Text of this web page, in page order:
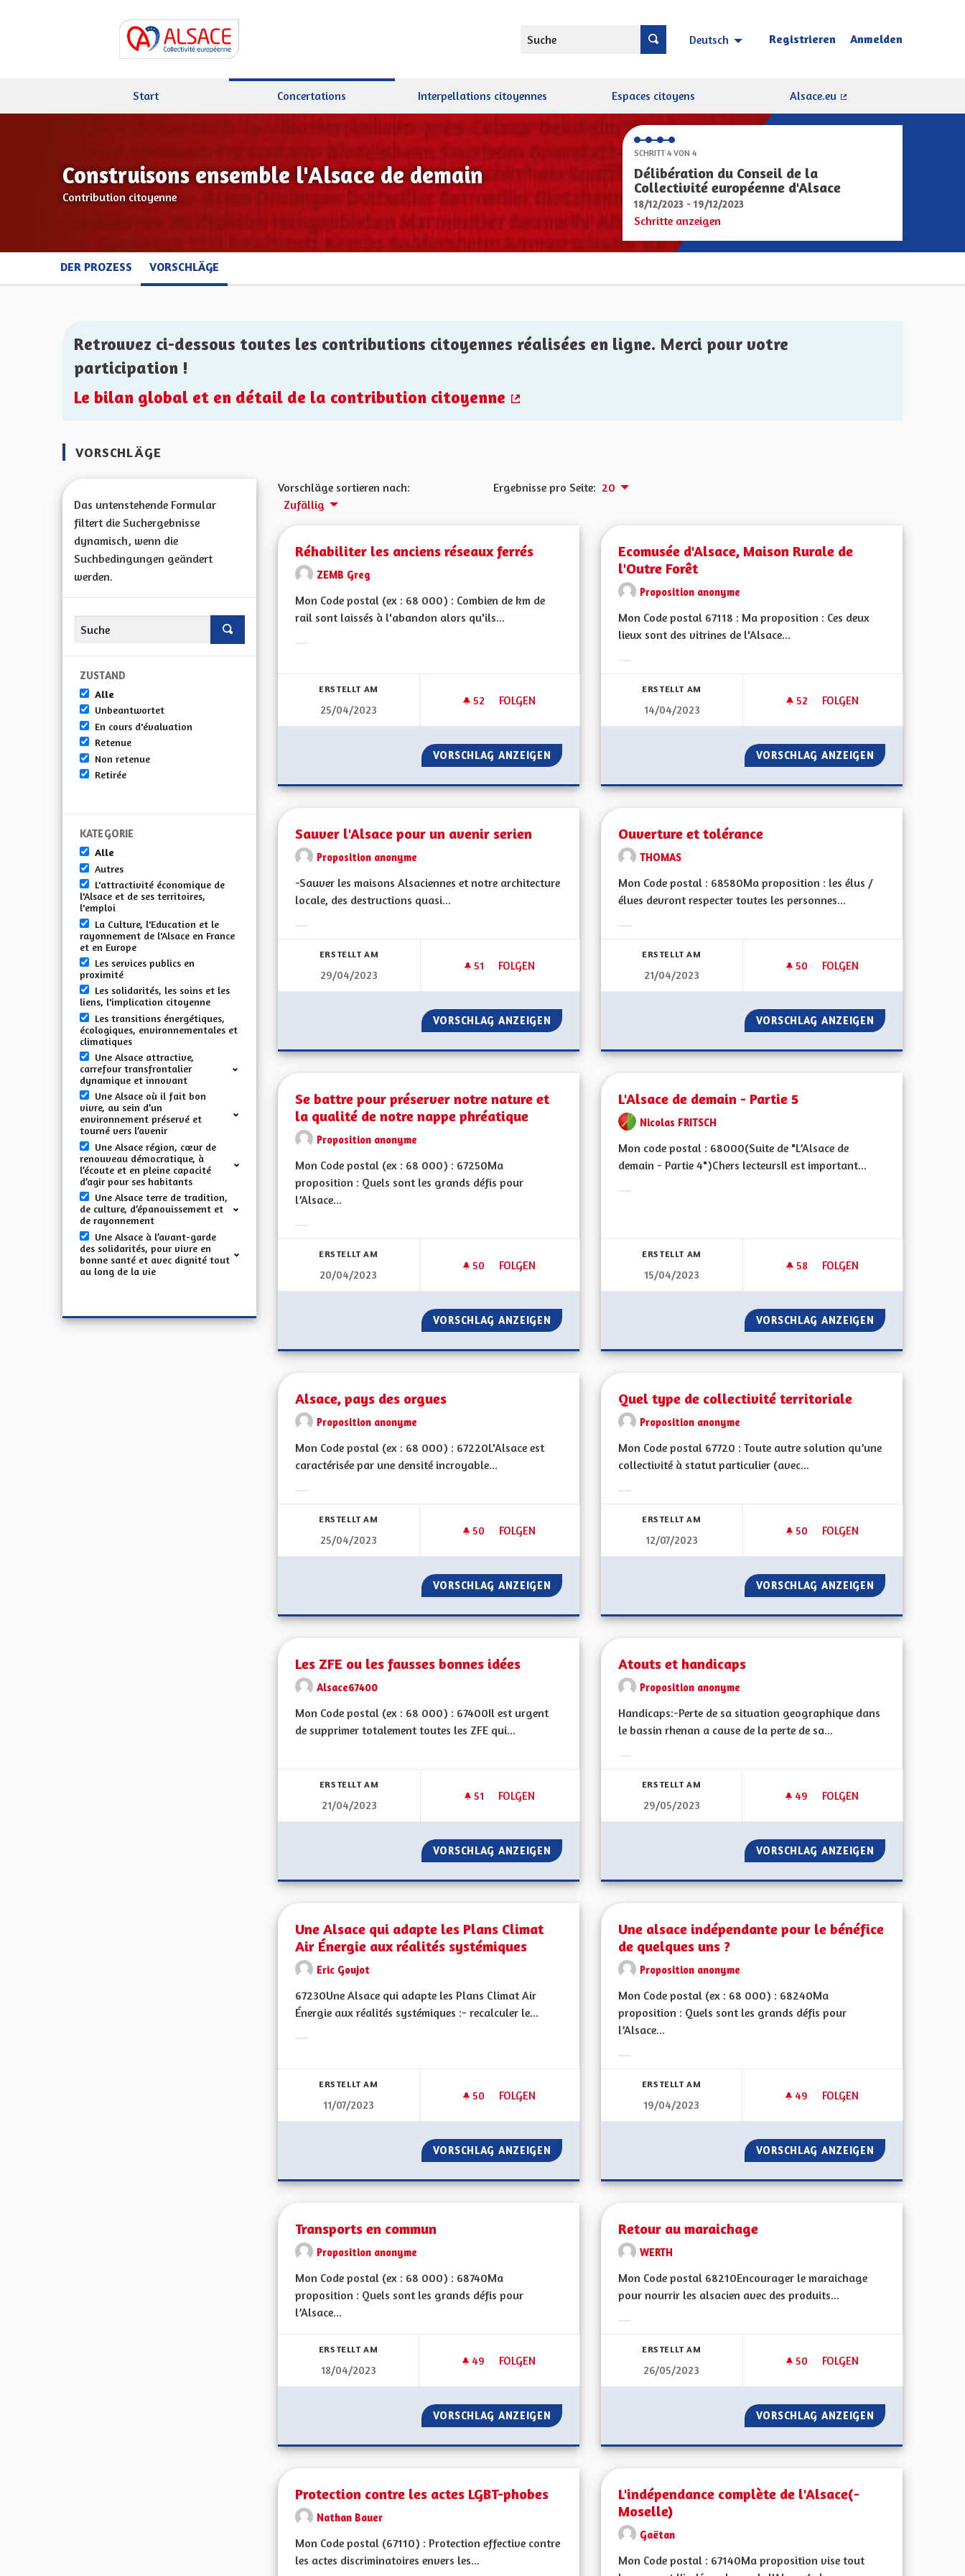
Suche Deutsch Choisir la langue Sprache wählen
Registrieren Anmelden
Start Concertations Interpellations citoyennes Espaces citoyens
Alsace.eu
Construisons ensemble l'Alsace de demain
Contribution citoyenne
SCHRITT 4 VON 4
Délibération du Conseil de la
Collectivité européenne d'Alsace
18/12/2023 - 19/12/2023
Schritte anzeigen
DER PROZESS VORSCHLÄGE
Retrouvez ci-dessous toutes les contributions citoyennes réalisées en ligne. Merci pour votre
participation !
Le bilan global et en détail de la contribution citoyenne
VORSCHLÄGE
Das untenstehende Formular
filtert die Suchergebnisse
dynamisch, wenn die
Suchbedingungen geändert
werden.
ZUSTAND
Alle
Unbeantwortet
En cours d'évaluation
Retenue
Non retenue
Retirée
KATEGORIE
Alle
Autres
L'attractivité économique de
l'Alsace et de ses territoires,
l'emploi
La Culture, l'Education et le
rayonnement de l'Alsace en France
et en Europe
Les services publics en
proximité
Les solidarités, les soins et les
liens, l'implication citoyenne
Les transitions énergétiques,
écologiques, environnementales et
climatiques
Une Alsace attractive,
carrefour transfrontalier
dynamique et innovant
Une Alsace où il fait bon
vivre, au sein d’un
environnement préservé et
tourné vers l’avenir
Une Alsace région, cœur de
renouveau démocratique, à
l’écoute et en pleine capacité
d’agir pour ses habitants
Une Alsace terre de tradition,
de culture, d’épanouissement et
de rayonnement
Une Alsace à l’avant-garde
des solidarités, pour vivre en
bonne santé et avec dignité tout
au long de la vie
Vorschläge sortieren nach:
Zufällig
Ergebnisse pro Seite: 20
Réhabiliter les anciens réseaux ferrés
ZEMB Greg
Mon Code postal (ex : 68 000) : Combien de km de
rail sont laissés à l'abandon alors qu'ils...
ERSTELLT AM
25/04/2023
52 52 FOLLOWER
FOLGEN
RÉHABILITER LES ANCIENS RÉSEAUX FERRÉS
VORSCHLAG ANZEIGEN RÉHABILITER LES ANCIENS RÉSEAUX FERRÉS
Ecomusée d'Alsace, Maison Rurale de
l'Outre Forêt
Proposition anonyme
Mon Code postal 67118 : Ma proposition : Ces deux
lieux sont des vitrines de l'Alsace...
ERSTELLT AM
14/04/2023
52 52 FOLLOWER
FOLGEN
ECOMUSÉE D'ALSACE,
VORSCHLAG ANZEIGEN ECOMUSÉE
Sauver l'Alsace pour un avenir serien
Proposition anonyme
-Sauver les maisons Alsaciennes et notre architecture
locale, des destructions quasi...
ERSTELLT AM
29/04/2023
51 51 FOLLOWER
FOLGEN
SAUVER L'ALSACE POUR UN AVENIR SERIEN
VORSCHLAG ANZEIGEN SAUVER L'ALSACE POUR UN AVENIR SERIEN
Ouverture et tolérance
THOMAS
Mon Code postal : 68580Ma proposition : les élus /
élues devront respecter toutes les personnes...
ERSTELLT AM
21/04/2023
50 50 FOLLOWER
FOLGEN
OUVERTURE ET TOLÉRANCE
VORSCHLAG ANZEIGEN OUVERTURE ET
Se battre pour préserver notre nature et
la qualité de notre nappe phréatique
Proposition anonyme
Mon Code postal (ex : 68 000) : 67250Ma
proposition : Quels sont les grands défis pour
l’Alsace...
ERSTELLT AM
20/04/2023
50 50 FOLLOWER
FOLGEN
SE BATTRE POUR PRÉSERVER NOTRE NATURE ET LA QUALITÉ DE NOTRE NAPPE PHRÉATIQUE
VORSCHLAG ANZEIGEN SE BATTRE POUR PRÉSERVER NOTRE NATURE ET LA QUALITÉ DE NOTRE NAPPE
L'Alsace de demain - Partie 5
Nicolas FRITSCH
Mon code postal : 68000(Suite de "L’Alsace de
demain - Partie 4")Chers lecteursIl est important...
ERSTELLT AM
15/04/2023
58 58 FOLLOWER
FOLGEN
L'ALSACE DE DEMAIN - PARTIE
VORSCHLAG ANZEIGEN L'ALSACE DE
Alsace, pays des orgues
Proposition anonyme
Mon Code postal (ex : 68 000) : 67220L'Alsace est
caractérisée par une densité incroyable...
ERSTELLT AM
25/04/2023
50 50 FOLLOWER
FOLGEN
ALSACE, PAYS DES ORGUES
VORSCHLAG ANZEIGEN ALSACE, PAYS DES ORGUES
Quel type de collectivité territoriale
Proposition anonyme
Mon Code postal 67720 : Toute autre solution qu’une
collectivité à statut particulier (avec...
ERSTELLT AM
12/07/2023
50 50 FOLLOWER
FOLGEN
QUEL TYPE DE COLLECTIVITÉ
VORSCHLAG ANZEIGEN QUEL TYPE DE
Les ZFE ou les fausses bonnes idées
Alsace67400
Mon Code postal (ex : 68 000) : 67400Il est urgent
de supprimer totalement toutes les ZFE qui...
ERSTELLT AM
21/04/2023
51 51 FOLLOWER
FOLGEN
LES ZFE OU LES FAUSSES BONNES IDÉES
VORSCHLAG ANZEIGEN LES ZFE OU LES FAUSSES BONNES IDÉES
Atouts et handicaps
Proposition anonyme
Handicaps:-Perte de sa situation geographique dans
le bassin rhenan a cause de la perte de sa...
ERSTELLT AM
29/05/2023
49 49 FOLLOWER
FOLGEN
ATOUTS ET HANDICAPS
VORSCHLAG ANZEIGEN ATOUTS ET
Une Alsace qui adapte les Plans Climat
Air Énergie aux réalités systémiques
Eric Goujot
67230Une Alsace qui adapte les Plans Climat Air
Énergie aux réalités systémiques :- recalculer le...
ERSTELLT AM
11/07/2023
50 50 FOLLOWER
FOLGEN
UNE ALSACE QUI ADAPTE LES PLANS CLIMAT AIR ÉNERGIE AUX RÉALITÉS SYSTÉMIQUES
VORSCHLAG ANZEIGEN UNE ALSACE QUI ADAPTE LES PLANS CLIMAT AIR ÉNERGIE AUX RÉALITÉS
Une alsace indépendante pour le bénéfice
de quelques uns ?
Proposition anonyme
Mon Code postal (ex : 68 000) : 68240Ma
proposition : Quels sont les grands défis pour
l’Alsace...
ERSTELLT AM
19/04/2023
49 49 FOLLOWER
FOLGEN
UNE ALSACE INDÉPENDANTE
VORSCHLAG ANZEIGEN UNE ALSACE
Transports en commun
Proposition anonyme
Mon Code postal (ex : 68 000) : 68740Ma
proposition : Quels sont les grands défis pour
l’Alsace...
ERSTELLT AM
18/04/2023
49 49 FOLLOWER
FOLGEN
TRANSPORTS EN COMMUN
VORSCHLAG ANZEIGEN TRANSPORTS EN COMMUN
Retour au maraichage
WERTH
Mon Code postal 68210Encourager le maraichage
pour nourrir les alsacien avec des produits...
ERSTELLT AM
26/05/2023
50 50 FOLLOWER
FOLGEN
RETOUR AU MARAICHAGE
VORSCHLAG ANZEIGEN RETOUR AU
Protection contre les actes LGBT-phobes
Nathan Bauer
Mon Code postal (67110) : Protection effective contre
les actes discriminatoires envers les...
L'indépendance complète de l'Alsace(-
Moselle)
Gaëtan
Mon Code postal : 67140Ma proposition vise tout